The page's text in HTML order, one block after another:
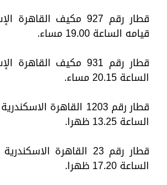
قطار رقم 927 مكيف
قيامه الساعة 19.00 مساء.
قطار رقم 931 مكيف
الساعة 20.15 مساء.
قطار رقم 1203 القاهرة
الساعة 13.25 ظهرا.
قطار رقم 23 القاهرة
الساعة 17.20 ظهرا.